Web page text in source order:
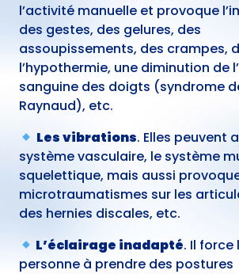
l’activité manuelle et provoque
des gestes, des gelures, des
assoupissements, des crampes,
l’hypothermie, une diminution de
sanguine des doigts (syndrome
Raynaud), etc.
Les vibrations. Elles peuvent
système vasculaire, le système
squelettique, mais aussi
microtraumatismes sur les
des hernies discales, etc.
L’éclairage inadapté. Il force
personne à prendre des postures